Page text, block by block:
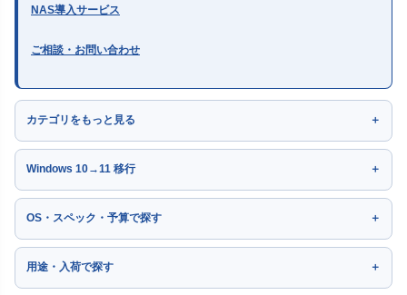
NAS導入サービス
ご相談・お問い合わせ
カテゴリをもっと見る
Windows 10→11 移行
OS・スペック・予算で探す
用途・入荷で探す